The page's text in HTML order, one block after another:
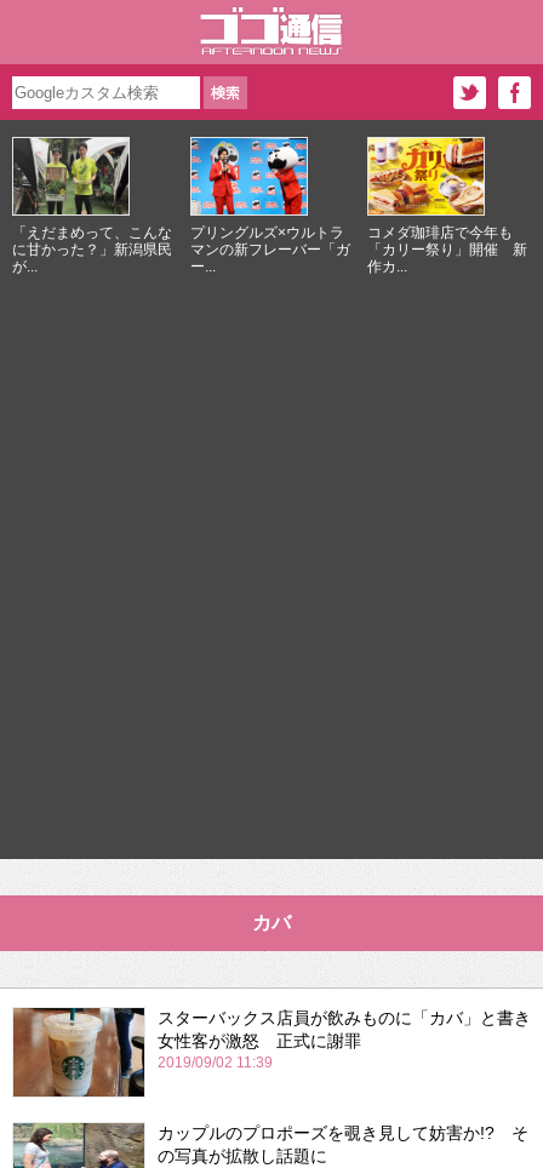
「えだまめって、こんな
に甘かった？」新潟県民
が...
プリングルズ×ウルトラ
マンの新フレーバー「ガ
ー...
コメダ珈琲店で今年も
「カリー祭り」開催 新
作カ...
カバ
スターバックス店員が飲みものに「カバ」と書き
女性客が激怒 正式に謝罪
2019/09/02 11:39
カップルのプロポーズを覗き見して妨害か!? そ
の写真が拡散し話題に